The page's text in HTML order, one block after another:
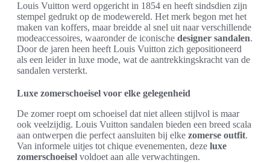
Louis Vuitton werd opgericht in 1854 en heeft sindsdien zijn
stempel gedrukt op de modewereld. Het merk begon met het
maken van koffers, maar breidde al snel uit naar verschillende
modeaccessoires, waaronder de iconische designer sandalen.
Door de jaren heen heeft Louis Vuitton zich gepositioneerd
als een leider in luxe mode, wat de aantrekkingskracht van de
sandalen versterkt.
Luxe zomerschoeisel voor elke gelegenheid
De zomer roept om schoeisel dat niet alleen stijlvol is maar
ook veelzijdig. Louis Vuitton sandalen bieden een breed scala
aan ontwerpen die perfect aansluiten bij elke zomerse outfit.
Van informele uitjes tot chique evenementen, deze luxe
zomerschoeisel voldoet aan alle verwachtingen.